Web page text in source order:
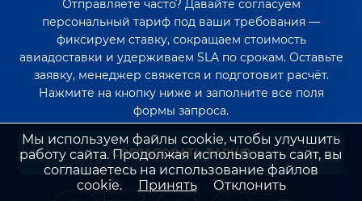
Отправляете часто? Давайте согласуем
персональный тариф под ваши требования —
фиксируем ставку, сокращаем стоимость
авиадоставки и удерживаем SLA по срокам. Оставьте
заявку, менеджер свяжется и подготовит расчёт.
Нажмите на кнопку ниже и заполните все поля
формы запроса.
СОГЛАСОВАТЬ ТАРИФ
Мы используем файлы cookie, чтобы улучшить
работу сайта. Продолжая использовать сайт, вы
соглашаетесь на использование файлов
cookie.
Принять Отклонить